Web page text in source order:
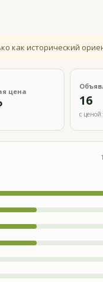
как исторический
цена
16
с